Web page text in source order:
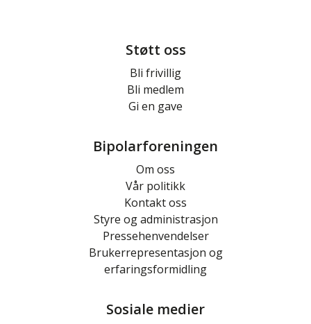
Støtt oss
Bli frivillig
Bli medlem
Gi en gave
Bipolarforeningen
Om oss
Vår politikk
Kontakt oss
Styre og administrasjon
Pressehenvendelser
Brukerrepresentasjon og
erfaringsformidling
Sosiale medier